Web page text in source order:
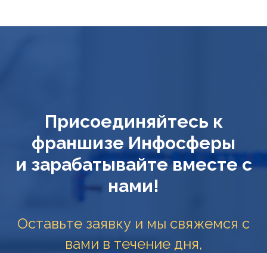
Присоединяйтесь к
франшизе Инфосферы
и зарабатывайте вместе с
нами!
Оставьте заявку и мы свяжемся с
вами в течение дня,